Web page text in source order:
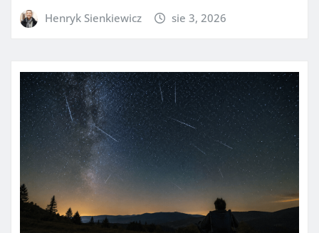
Henryk Sienkiewicz sie 3, 2026